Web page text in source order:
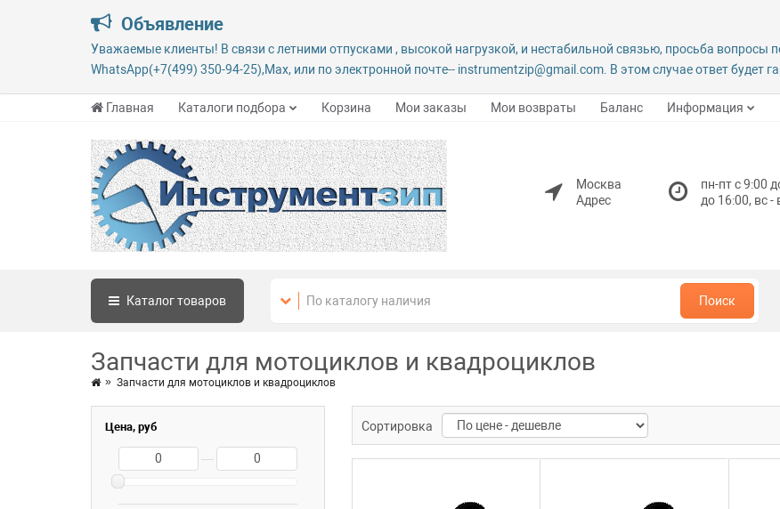
Объявление
Уважаемые клиенты! В связи с летними отпусками , высокой нагрузкой, и нестабильной связью, просьба вопросы
WhatsApp(+7(499) 350-94-25),Max, или по электронной почте-- instrumentzip@gmail.com. В этом случае ответ будет
Главная Каталоги подбора Корзина Мои заказы Мои возвраты Баланс Информация
Москва
Адрес
пн-пт с 9:00
до 16:00, вс
Каталогтоваров Поиск
Запчасти для мотоциклов и квадроциклов
Запчасти для мотоциклов и квадроциклов
Цена, руб
—
Сортировка